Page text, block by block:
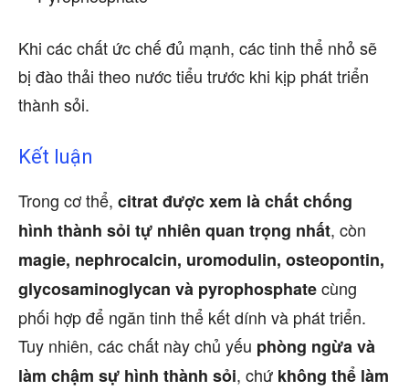
Khi các chất ức chế đủ mạnh, các tinh thể nhỏ sẽ
bị đào thải theo nước tiểu trước khi kịp phát triển
thành sỏi.
Kết luận
Trong cơ thể, citrat được xem là chất chống
hình thành sỏi tự nhiên quan trọng nhất, còn
magie, nephrocalcin, uromodulin, osteopontin,
glycosaminoglycan và pyrophosphatecùng
phối hợp để ngăn tinh thể kết dính và phát triển.
Tuy nhiên, các chất này chủ yếu phòng ngừa và
làm chậm sự hình thành sỏi, chứ không thể làm